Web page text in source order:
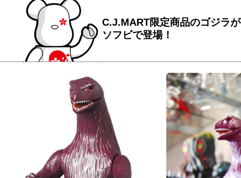
C.J.MART限定商品のゴジラが
ソフビで登場！